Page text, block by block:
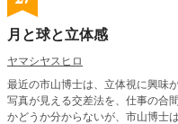
月と球と立体感
ヤマシヤスヒロ
最近の市山博士は、立体視に興味
写真が見える交差法を、仕事の合
かどうか分からないが、市山博士